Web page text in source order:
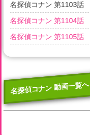
名探偵コナン 第1103話
名探偵コナン 第1104話
名探偵コナン 第1105話
名探偵コナン 動画一覧へ